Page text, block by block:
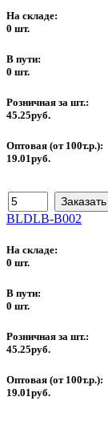
На складе:
0 шт.
В пути:
0 шт.
Розничная за шт.:
45.25руб.
Оптовая (от 100т.р.):
19.01руб.
BLDLB-B002
На складе:
0 шт.
В пути:
0 шт.
Розничная за шт.:
45.25руб.
Оптовая (от 100т.р.):
19.01руб.